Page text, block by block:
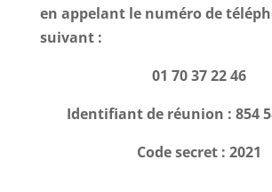
en appelant le numéro de
suivant :
01 70 37 22 46
Identifiant de réunion : 854
Code secret : 2021